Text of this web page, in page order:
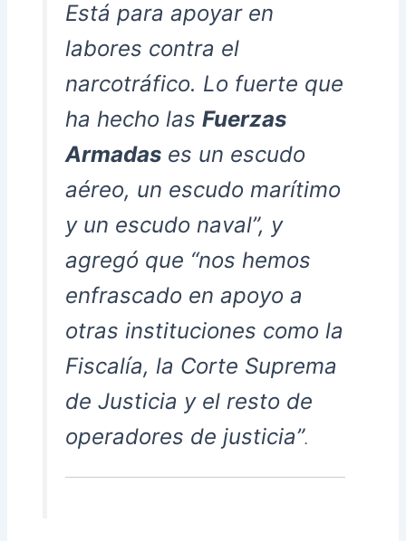
Está para apoyar en
labores contra el
narcotráfico. Lo fuerte que
ha hecho las Fuerzas
Armadases un escudo
aéreo, un escudo marítimo
y un escudo naval”, y
agregó que “nos hemos
enfrascado en apoyo a
otras instituciones como la
Fiscalía, la Corte Suprema
de Justicia y el resto de
operadores de justicia”.